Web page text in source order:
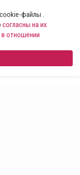
файлы .
согласны на их
в отношении